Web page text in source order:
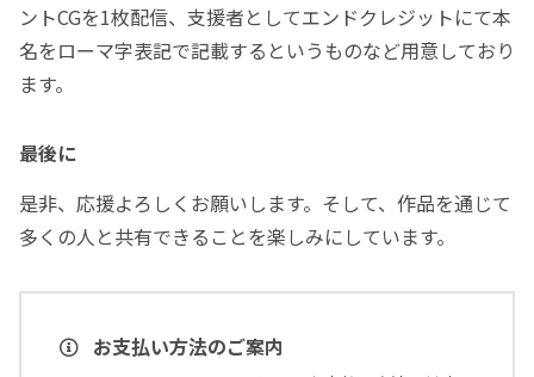
ントCGを1枚配信、支援者としてエンドクレジットにて本
名をローマ字表記で記載するというものなど用意しており
ます。
最後に
是非、応援よろしくお願いします。そして、作品を通じて
多くの人と共有できることを楽しみにしています。
お支払い方法のご案内